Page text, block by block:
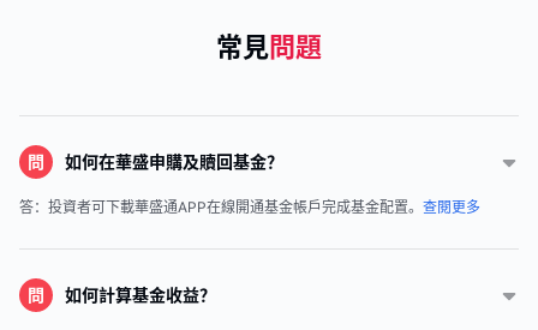
常見問題
問 如何在華盛申購及贖回基金？
答：投資者可下載華盛通APP在線開通基金帳戶完成基金配置。 查閱更多
問 如何計算基金收益？